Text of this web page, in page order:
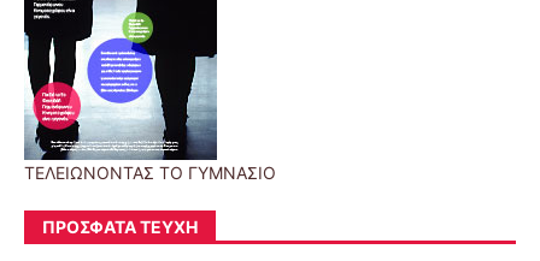
ΤΕΛΕΙΩΝΟΝΤΑΣ ΤΟ ΓΥΜΝΑΣΙΟ
ΠΡΌΣΦΑΤΑ ΤΕΎΧΗ